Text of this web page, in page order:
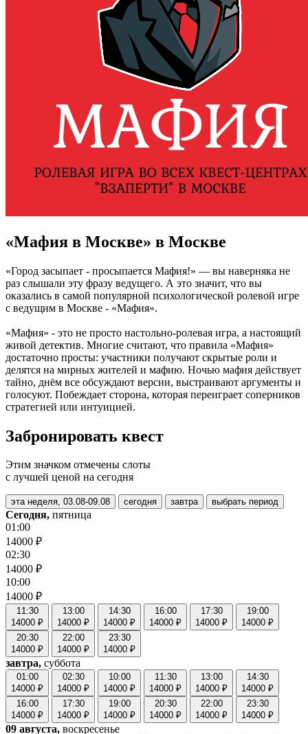
«Мафия в Москве» в Москве
«Город засыпает - просыпается Мафия!» — вы наверняка не
раз слышали эту фразу ведущего. А это значит, что вы
оказались в самой популярной психологической ролевой игре
с ведущим в Москве - «Мафия».
«Мафия» - это не просто настольно-ролевая игра, а настоящий
живой детектив. Многие считают, что правила «Мафия»
достаточно просты: участники получают скрытые роли и
делятся на мирных жителей и мафию. Ночью мафия действует
тайно, днём все обсуждают версии, выстраивают аргументы и
голосуют. Побеждает сторона, которая переиграет соперников
стратегией или интуицией.
Забронировать квест
Этим значком отмечены слоты
с лучшей ценой на сегодня
эта неделя, 03.08-09.08 сегодня завтра выбрать период
Сегодня, пятница
01:00
14000 ₽
02:30
14000 ₽
10:00
14000 ₽
11:30
14000 ₽
13:00
14000 ₽
14:30
14000 ₽
16:00
14000 ₽
17:30
14000 ₽
19:00
14000 ₽
20:30
14000 ₽
22:00
14000 ₽
23:30
14000 ₽
завтра, суббота
01:00
14000 ₽
02:30
14000 ₽
10:00
14000 ₽
11:30
14000 ₽
13:00
14000 ₽
14:30
14000 ₽
16:00
14000 ₽
17:30
14000 ₽
19:00
14000 ₽
20:30
14000 ₽
22:00
14000 ₽
23:30
14000 ₽
09 августа, воскресенье